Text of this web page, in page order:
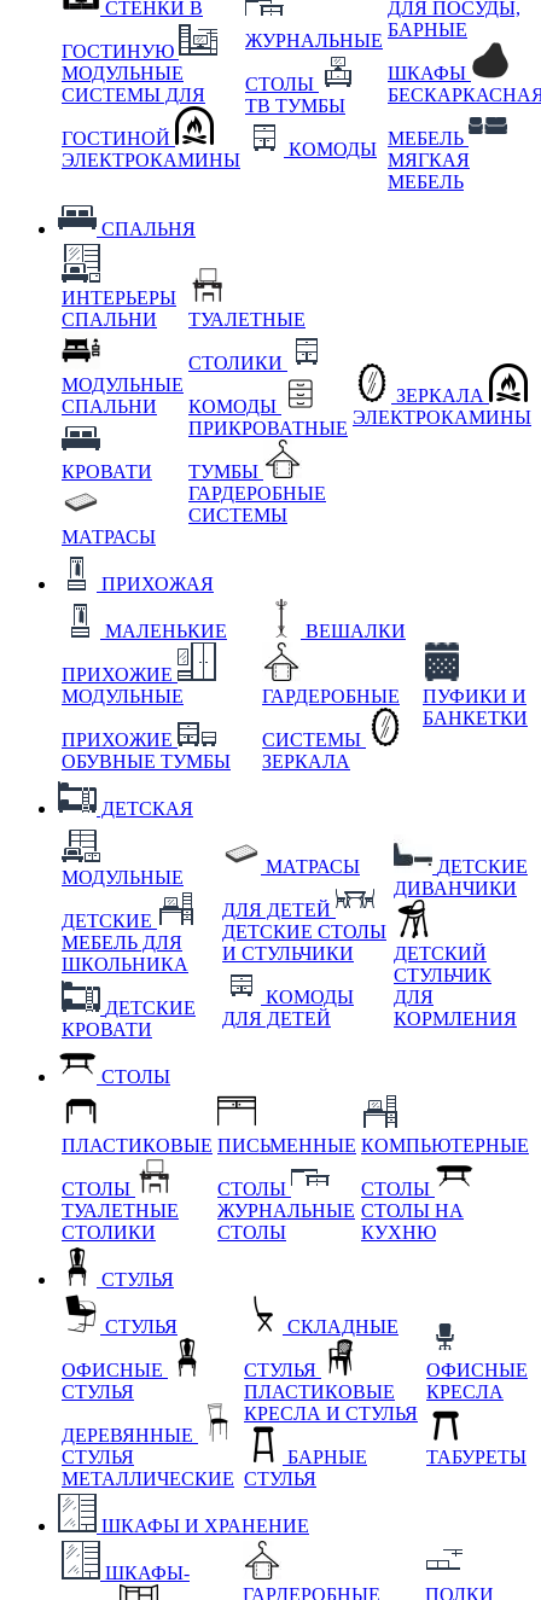
СТЕНКИ В
ГОСТИНУЮ
МОДУЛЬНЫЕ
СИСТЕМЫ ДЛЯ
ГОСТИНОЙ
ЭЛЕКТРОКАМИНЫ
ЖУРНАЛЬНЫЕ
СТОЛЫ
ТВ ТУМБЫ
КОМОДЫ
ДЛЯ ПОСУДЫ,
БАРНЫЕ
ШКАФЫ
МЕБЕЛЬ
МЯГКАЯ
МЕБЕЛЬ
СПАЛЬНЯ
ИНТЕРЬЕРЫ
СПАЛЬНИ
МОДУЛЬНЫЕ
СПАЛЬНИ
КРОВАТИ
МАТРАСЫ
ТУАЛЕТНЫЕ
СТОЛИКИ
КОМОДЫ
ПРИКРОВАТНЫЕ
ТУМБЫ
ГАРДЕРОБНЫЕ
СИСТЕМЫ
ЗЕРКАЛА
ЭЛЕКТРОКАМИНЫ
ПРИХОЖАЯ
МАЛЕНЬКИЕ
ПРИХОЖИЕ
МОДУЛЬНЫЕ
ПРИХОЖИЕ
ОБУВНЫЕ ТУМБЫ
ВЕШАЛКИ
ГАРДЕРОБНЫЕ
СИСТЕМЫ
ЗЕРКАЛА
ПУФИКИ И
БАНКЕТКИ
ДЕТСКАЯ
МОДУЛЬНЫЕ
ДЕТСКИЕ
МЕБЕЛЬ ДЛЯ
ШКОЛЬНИКА
ДЕТСКИЕ
КРОВАТИ
МАТРАСЫ
ДЛЯ ДЕТЕЙ
ДЕТСКИЕ СТОЛЫ
И СТУЛЬЧИКИ
КОМОДЫ
ДЛЯ ДЕТЕЙ
ДЕТСКИЕ
ДИВАНЧИКИ
ДЕТСКИЙ
СТУЛЬЧИК
ДЛЯ
КОРМЛЕНИЯ
СТОЛЫ
ПЛАСТИКОВЫЕ
СТОЛЫ
ТУАЛЕТНЫЕ
СТОЛИКИ
ПИСЬМЕННЫЕ
СТОЛЫ
ЖУРНАЛЬНЫЕ
СТОЛЫ
КОМПЬЮТЕРНЫЕ
СТОЛЫ
СТОЛЫ НА
КУХНЮ
СТУЛЬЯ
СТУЛЬЯ
ОФИСНЫЕ
СТУЛЬЯ
ДЕРЕВЯННЫЕ
СТУЛЬЯ
МЕТАЛЛИЧЕСКИЕ
СКЛАДНЫЕ
СТУЛЬЯ
ПЛАСТИКОВЫЕ
КРЕСЛА И СТУЛЬЯ
БАРНЫЕ
СТУЛЬЯ
ОФИСНЫЕ
КРЕСЛА
ТАБУРЕТЫ
ШКАФЫ И ХРАНЕНИЕ
ШКАФЫ-
ГАРДЕРОБНЫЕ
ПОЛКИ